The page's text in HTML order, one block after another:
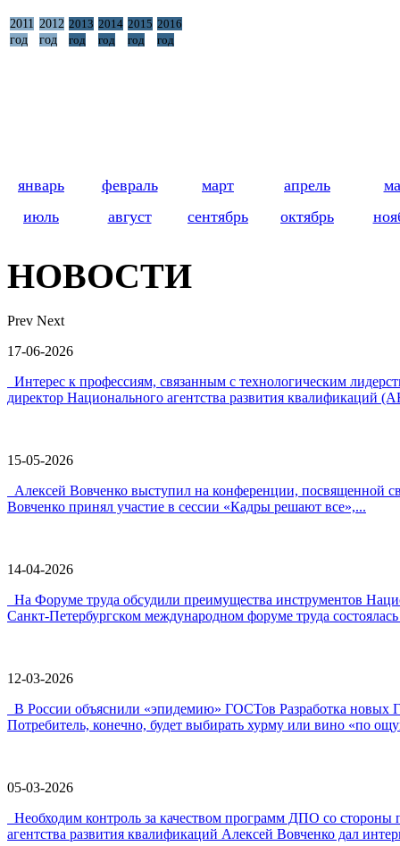
2011
год
2012
год
2013
год
2014
год
2015
год
2016
год
январь февраль март апрель
июль
август сентябрь октябрь
НОВОСТИ
Prev Next
17-06-2026
Интерес к профессиям, связанным с технологическим
директор Национального агентства развития квалификаций
15-05-2026
Алексей Вовченко выступил на конференции,
Вовченко принял участие в сессии «Кадры решают все»,...
14-04-2026
На Форуме труда обсудили преимущества инструментов
Санкт-Петербургском международном форуме труда
12-03-2026
В России объяснили «эпидемию» ГОСТов Разработка новых
Потребитель, конечно, будет выбирать хурму или вино «по
05-03-2026
Необходим контроль за качеством программ ДПО со
агентства развития квалификаций Алексей Вовченко дал